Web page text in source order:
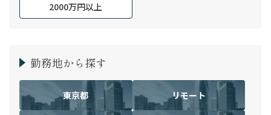
2000万円以上
勤務地から探す
東京都 リモート